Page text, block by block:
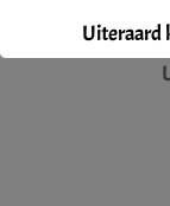
Uiteraard